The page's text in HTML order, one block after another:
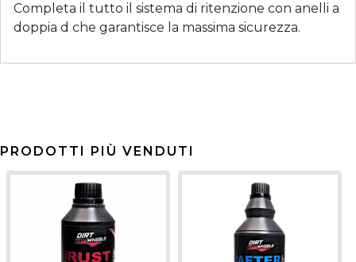
Completa il tutto il sistema di ritenzione con anelli a
doppia d che garantisce la massima sicurezza.
PRODOTTI PIÙ VENDUTI